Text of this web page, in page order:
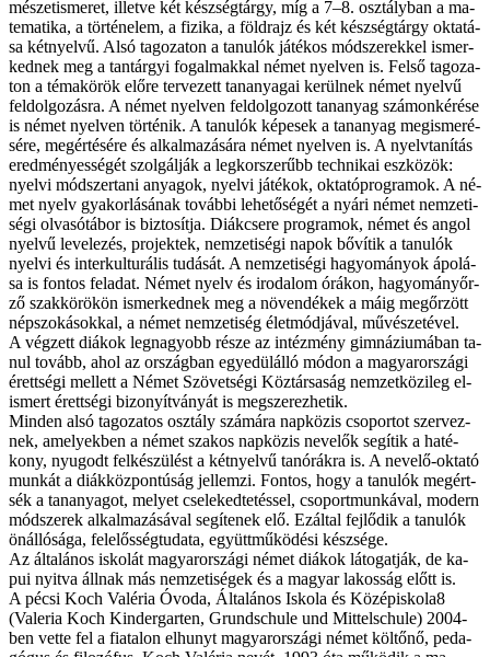
mé­szet­is­me­ret, il­let­ve két kész­ség­tárgy, míg a 7–8. osz­tály­ban a ma­
te­ma­ti­ka, a tör­té­ne­lem, a fi­zi­ka, a föld­rajz és két kész­ség­tárgy ok­ta­tá­
sa két­nyel­vű. Al­só ta­go­za­ton a ta­nu­lók já­té­kos mód­sze­rek­kel is­mer­
ked­nek meg a tan­tár­gyi fo­gal­mak­kal né­met nyel­ven is. Fel­ső ta­go­za­
ton a té­ma­kö­rök elő­re ter­ve­zett tan­anya­gai ke­rül­nek né­met nyel­vű
fel­dol­go­zás­ra. A né­met nyel­ven fel­dol­go­zott tan­anyag szá­mon­ké­ré­se
is né­met nyel­ven tör­té­nik. A ta­nu­lók ké­pe­sek a tan­anyag meg­is­me­ré­
sé­re, meg­ér­té­sé­re és al­kal­ma­zá­sá­ra né­met nyel­ven is. A nyelv­ta­ní­tás
ered­mé­nyes­sé­gét szol­gál­ják a leg­kor­sze­rűbb tech­ni­kai esz­kö­zök:
nyel­vi mód­szer­ta­ni anya­gok, nyel­vi já­té­kok, ok­ta­tó­prog­ra­mok. A né­
met nyelv gya­kor­lá­sá­nak to­váb­bi le­he­tő­sé­gét a nyá­ri né­met nem­ze­ti­
sé­gi ol­va­só­tá­bor is biz­to­sít­ja. Di­ák­cse­re prog­ra­mok, né­met és an­gol
nyel­vű le­ve­le­zés, pro­jek­tek, nem­ze­ti­sé­gi na­pok bő­ví­tik a ta­nu­lók
nyel­vi és interkul­turális tu­dá­sát. A nem­ze­ti­sé­gi ha­gyo­má­nyok ápo­lá­
sa is fon­tos fel­adat. Né­met nyelv és iro­da­lom órá­kon, ha­gyo­mány­őr­
ző szak­kö­rö­kön is­mer­ked­nek meg a nö­ven­dé­kek a má­ig meg­őr­zött
nép­szo­kás­ok­kal, a né­met nem­ze­ti­ség élet­mód­já­val, mű­vé­sze­té­vel.
A vég­zett di­á­kok leg­na­gyobb ré­sze az in­téz­mény gim­ná­zi­u­má­ban ta­
nul to­vább, ahol az or­szág­ban egye­dül­ál­ló mó­don a ma­gyar­or­szá­gi
érett­sé­gi mel­lett a Né­met Szö­vet­sé­gi Köz­tár­sa­ság nem­zet­kö­zi­leg el­
is­mert érett­sé­gi bi­zo­nyít­vá­nyát is meg­sze­rez­he­tik.
Min­den al­só ta­go­za­tos osz­tály szá­má­ra nap­kö­zis cso­por­tot szer­vez­
nek, ame­lyek­ben a né­met sza­kos nap­kö­zis ne­ve­lők se­gí­tik a ha­té­
kony, nyu­godt fel­ké­szü­lést a két­nyel­vű tan­órák­ra is. A ne­ve­lő-ok­ta­tó
mun­kát a di­ák­köz­pon­tú­ság jel­lem­zi. Fon­tos, hogy a ta­nu­lók meg­ért­
sék a tan­anya­got, me­lyet cse­le­ked­te­tés­sel, cso­port­mun­ká­val, mo­dern
mód­sze­rek al­kal­ma­zá­sá­val se­gí­te­nek elő. Ez­ál­tal fej­lő­dik a ta­nu­lók
önál­ló­sá­ga, fe­le­lős­ség­tu­da­ta, együtt­mű­kö­dé­si kész­sé­ge.
Az ál­ta­lá­nos is­ko­lát ma­gyar­or­szá­gi né­met di­á­kok lá­to­gat­ják, de ka­
pui nyit­va áll­nak más nem­ze­ti­sé­gek és a ma­gyar la­kos­ság előtt is.
A pé­csi Koch Va­lé­ria Óvo­da, Ál­ta­lá­nos Is­ko­la és Középisko­la8
(Valeria Koch Kinder­garten, Grund­schule und Mit­telschule) 2004-
ben vet­te fel a fi­a­ta­lon el­hunyt ma­gyar­or­szá­gi né­met köl­tő­nő, pe­da­